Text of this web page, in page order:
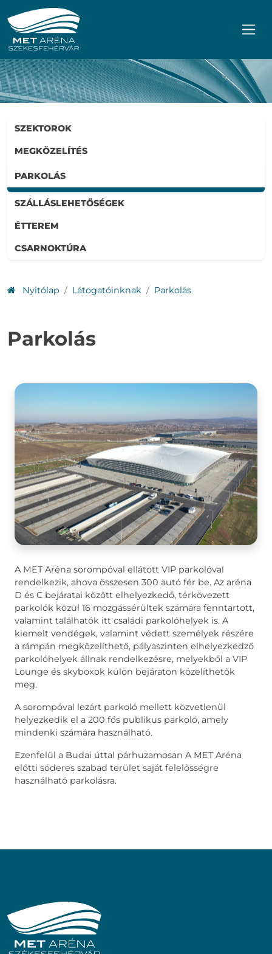
Ugrás a főmenühöz
Ugrás a tartalomhoz
SZEKTOROK
MEGKÖZELÍTÉS
PARKOLÁS
SZÁLLÁSLEHETŐSÉGEK
ÉTTEREM
CSARNOKTÚRA
Nyitólap Látogatóinknak Parkolás
Parkolás
A MET Aréna sorompóval ellátott VIP parkolóval
rendelkezik, ahova összesen 300 autó fér be. Az aréna
D és C bejáratai között elhelyezkedő, térkövezett
parkolók közül 16 mozgássérültek számára fenntartott,
valamint találhatók itt családi parkolóhelyek is. A
kiemelt vendégek, valamint védett személyek részére
a rámpán megközelíthető, pályaszinten elhelyezkedző
parkolóhelyek állnak rendelkezésre, melyekből a VIP
Lounge és skyboxok külön bejáraton közelíthetők
meg.
A sorompóval lezárt parkoló mellett közvetlenül
helyezkedik el a 200 fős publikus parkoló, amely
mindenki számára használható.
Ezenfelül a Budai úttal párhuzamosan A MET Aréna
előtti sóderes szabad terület saját felelősségre
használható parkolásra.